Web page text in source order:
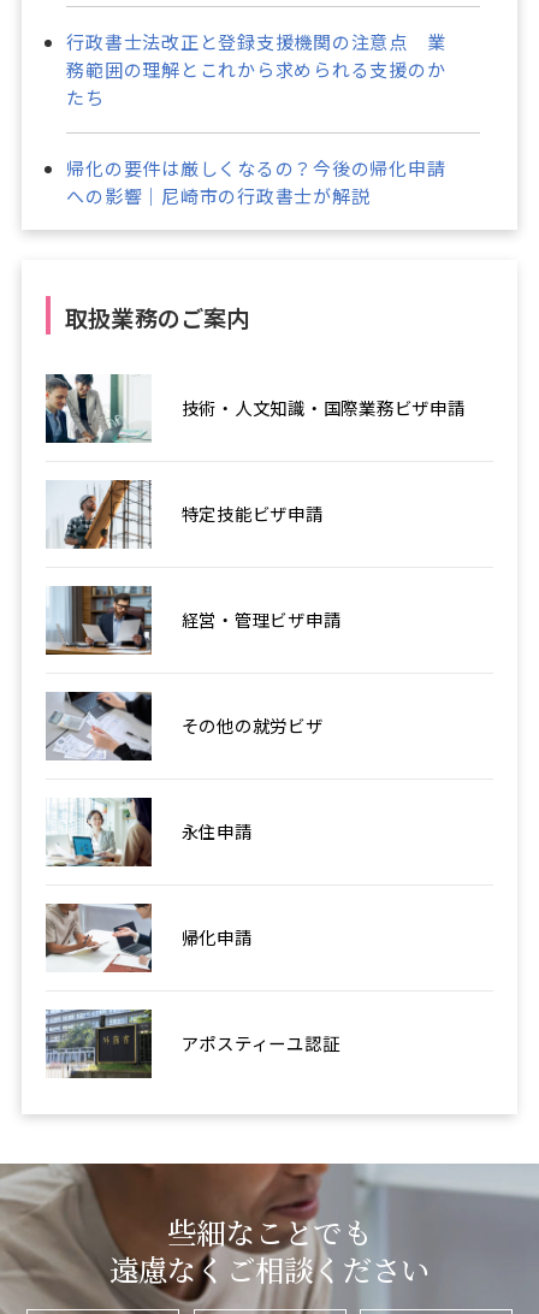
取扱業務のご案内
技術・人文知識・国際業務ビザ申請
特定技能ビザ申請
経営・管理ビザ申請
その他の就労ビザ
永住申請
帰化申請
アポスティーユ認証
行政書士法改正と登録支援機関の注意点 業
務範囲の理解とこれから求められる支援のか
たち
帰化の要件は厳しくなるの？今後の帰化申請
への影響｜尼崎市の行政書士が解説
些細なことでも
遠慮なくご相談ください